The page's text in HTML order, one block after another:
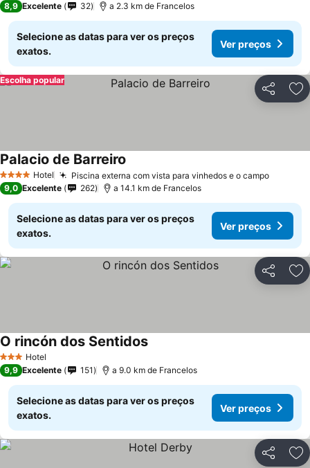
8,9 Excelente 32 a 2.3 km de Francelos
Selecione as datas para ver os preços
exatos.
Ver preços
Partilhar
Escolha popular
4 EstrelasHotel Piscina externa com vista para vinhedos e o campo
Palacio de Barreiro
9,0 Excelente 262 a 14.1 km de Francelos
Selecione as datas para ver os preços
exatos.
Ver preços
Partilhar
3 EstrelasHotel
O rincón dos Sentidos
9,9 Excelente 151 a 9.0 km de Francelos
Selecione as datas para ver os preços
exatos.
Ver preços
Partilhar